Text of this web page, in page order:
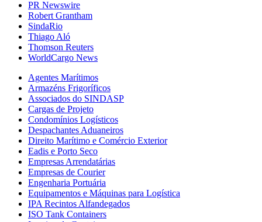
PR Newswire
Robert Grantham
SindaRio
Thiago Aló
Thomson Reuters
WorldCargo News
Agentes Marítimos
Armazéns Frigoríficos
Associados do SINDASP
Cargas de Projeto
Condomínios Logísticos
Despachantes Aduaneiros
Direito Marítimo e Comércio Exterior
Eadis e Porto Seco
Empresas Arrendatárias
Empresas de Courier
Engenharia Portuária
Equipamentos e Máquinas para Logística
IPA Recintos Alfandegados
ISO Tank Containers